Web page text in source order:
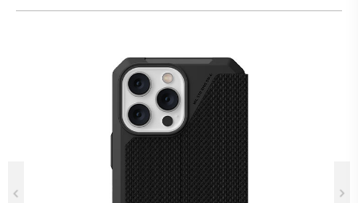
Previous